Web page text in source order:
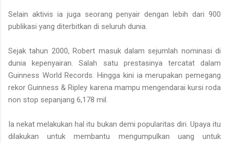
Selain aktivis ia juga seorang penyair dengan lebih dari 900
publikasi yang diterbitkan di seluruh dunia.
Sejak tahun 2000, Robert masuk dalam sejumlah nominasi di
dunia kepenyairan. Salah satu prestasinya tercatat dalam
Guinness World Records. Hingga kini ia merupakan pemegang
rekor Guinness & Ripley karena mampu mengendarai kursi roda
non stop sepanjang 6,178 mil.
Ia nekat melakukan hal itu bukan demi popularitas diri. Upaya itu
dilakukan untuk membantu mengumpulkan uang untuk